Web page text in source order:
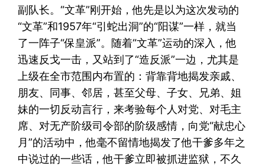
副队长。“文革”刚开始，他先是以为这次发动的
“文革”和1957年“引蛇出洞”的“阳谋”一样，就当
了一阵子“保皇派”。随着“文革”运动的深入，他
迅速反戈一击，又站到了“造反派”一边，尤其是
上级在全市范围内布置的：背靠背地揭发亲戚、
朋友、同事、邻居，甚至父母、子女、兄弟、姐
妹的一切反动言行，来考验每个人对党、对毛主
席、对无产阶级司令部的阶级感情，向党“献忠心
月”的活动中，他毫不留情地揭发了他干爹多年之
中说过的一些话，他干爹立即被抓进监狱，不久